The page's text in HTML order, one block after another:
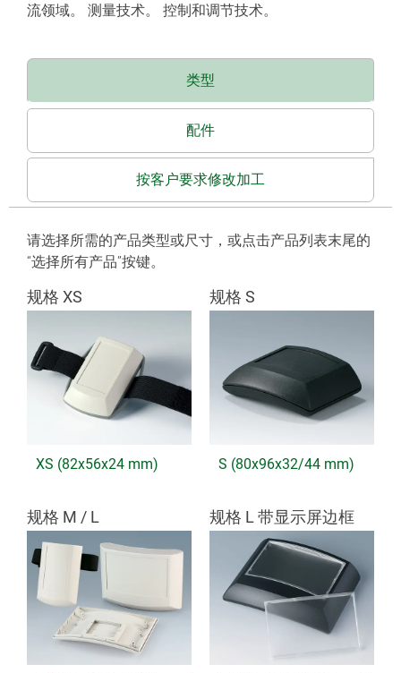
流领域。 测量技术。 控制和调节技术。
类型
配件
按客户要求修改加工
请选择所需的产品类型或尺寸，或点击产品列表末尾的
“选择所有产品”按键。
规格 XS
XS (82x56x24 mm)
规格 S
S (80x96x32/44 mm)
规格 M / L 规格 L 带显示屏边框